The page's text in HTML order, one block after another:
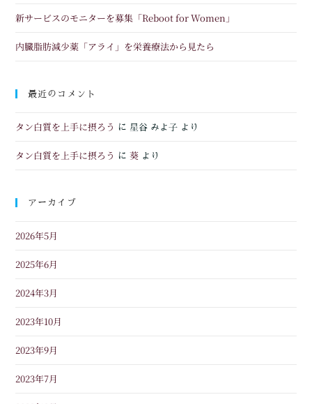
新サービスのモニターを募集「Reboot for Women」
内臓脂肪減少薬「アライ」を栄養療法から見たら
最近のコメント
タン白質を上手に摂ろう に 星谷 みよ子 より
タン白質を上手に摂ろう に葵 より
アーカイブ
2026年5月
2025年6月
2024年3月
2023年10月
2023年9月
2023年7月